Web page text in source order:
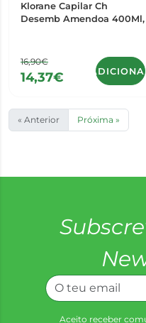
Klorane Capilar Ch
Desemb Amendoa 400Ml,
16,90€
14,37€ ADICIONAR
« Anterior Próxima »
Aceito receber